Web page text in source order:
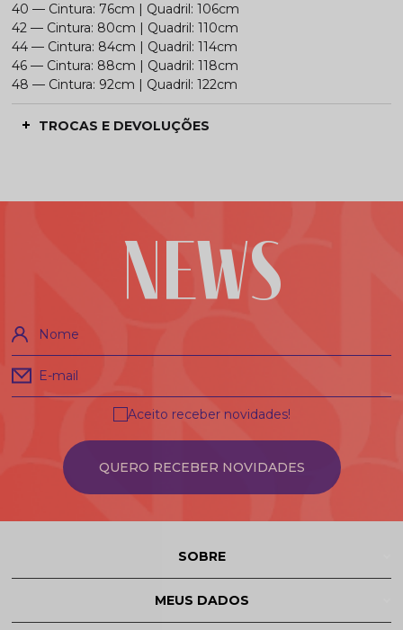
40 — Cintura: 76cm | Quadril: 106cm
42 — Cintura: 80cm | Quadril: 110cm
44 — Cintura: 84cm | Quadril: 114cm
46 — Cintura: 88cm | Quadril: 118cm
48 — Cintura: 92cm | Quadril: 122cm
TROCAS E DEVOLUÇÕES
NEWS
Nome
E-mail
QUERO RECEBER NOVIDADES
Aceito receber novidades!
SOBRE
MEUS DADOS